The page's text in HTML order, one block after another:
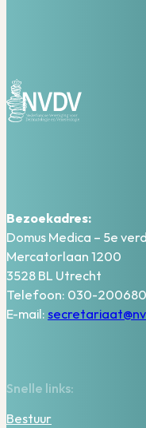
Bezoekadres:
Domus Medica – 5e
Mercatorlaan 1200
3528 BL Utrecht
Telefoon: 030-
E-mail:
Snelle links:
Bestuur